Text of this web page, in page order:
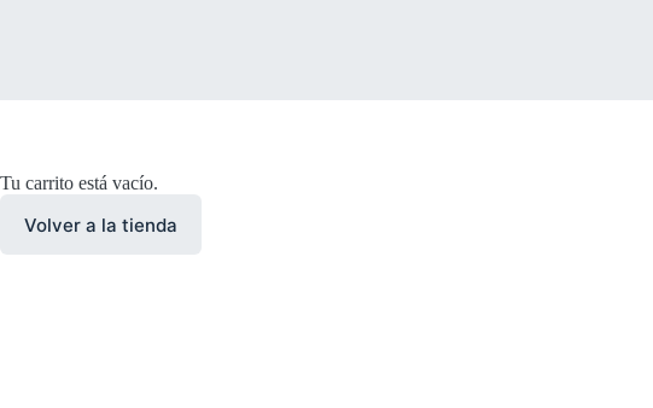
Tu carrito está vacío.
Volver a la tienda